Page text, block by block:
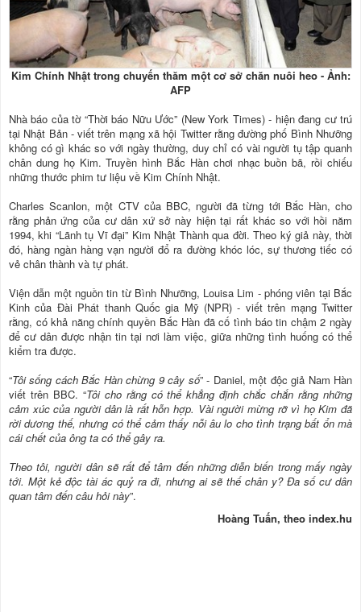
Kim Chính Nhật trong chuyến thăm một cơ sở chăn nuôi heo - Ảnh:
AFP
Nhà báo của tờ “Thời báo Nữu Ước” (New York Times) - hiện đang cư trú
tại Nhật Bản - viết trên mạng xã hội Twitter rằng đường phố Bình Nhưỡng
không có gì khác so với ngày thường, duy chỉ có vài người tụ tập quanh
chân dung họ Kim. Truyền hình Bắc Hàn chơi nhạc buồn bã, rồi chiếu
những thước phim tư liệu về Kim Chính Nhật.
Charles Scanlon, một CTV của BBC, người đã từng tới Bắc Hàn, cho
rằng phản ứng của cư dân xứ sở này hiện tại rất khác so với hồi năm
1994, khi “Lãnh tụ Vĩ đại” Kim Nhật Thành qua đời. Theo ký giả này, thời
đó, hàng ngàn hàng vạn người đổ ra đường khóc lóc, sự thương tiếc có
vẻ chân thành và tự phát.
Viện dẫn một nguồn tin từ Bình Nhưỡng, Louisa Lim - phóng viên tại Bắc
Kinh của Ðài Phát thanh Quốc gia Mỹ (NPR) - viết trên mạng Twitter
rằng, có khả năng chính quyền Bắc Hàn đã cố tình báo tin chậm 2 ngày
để cư dân được nhận tin tại nơi làm việc, giữa những tình huống có thể
kiểm tra được.
“Tôi sống cách Bắc Hàn chừng 9 cây số” - Daniel, một độc giả Nam Hàn
viết trên BBC. “Tôi cho rằng có thể khẳng định chắc chắn rằng những
cảm xúc của người dân là rất hỗn hợp. Vài người mừng rỡ vì họ Kim đã
rời dương thế, nhưng có thể cảm thấy nỗi âu lo cho tình trạng bất ổn mà
cái chết của ông ta có thể gây ra.
Theo tôi, người dân sẽ rất để tâm đến những diễn biến trong mấy ngày
tới. Một kẻ độc tài ác quỷ ra đi, nhưng ai sẽ thế chân y? Ða số cư dân
quan tâm đến câu hỏi này”.
Hoàng Tuấn, theo index.hu